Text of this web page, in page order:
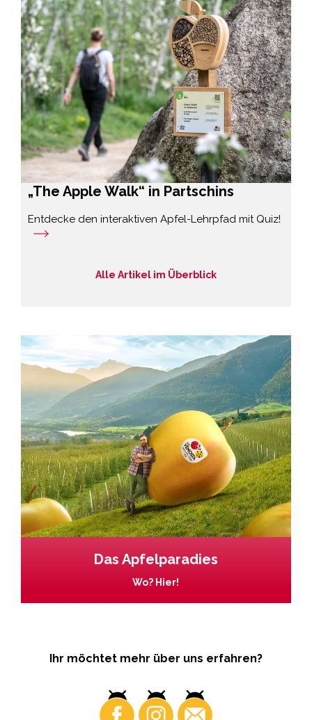
„The Apple Walk“ in Partschins
Entdecke den interaktiven Apfel-Lehrpfad mit Quiz!
Alle Artikel im Überblick
Das Apfelparadies
Wo? Hier!
Ihr möchtet mehr über uns erfahren?